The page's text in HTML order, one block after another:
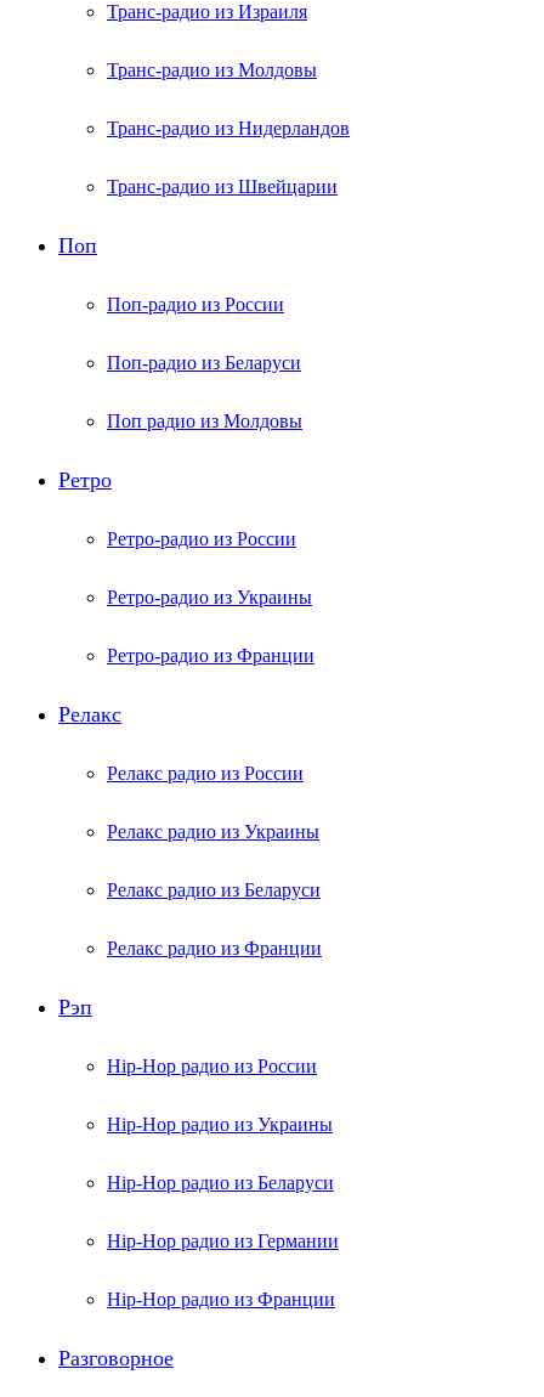
Транс-радио из Израиля
Транс-радио из Молдовы
Транс-радио из Нидерландов
Транс-радио из Швейцарии
Поп
Поп-радио из России
Поп-радио из Беларуси
Поп радио из Молдовы
Ретро
Ретро-радио из России
Ретро-радио из Украины
Ретро-радио из Франции
Релакс
Релакс радио из России
Релакс радио из Украины
Релакс радио из Беларуси
Релакс радио из Франции
Рэп
Hip-Hop радио из России
Hip-Hop радио из Украины
Hip-Hop радио из Беларуси
Hip-Hop радио из Германии
Hip-Hop радио из Франции
Разговорное